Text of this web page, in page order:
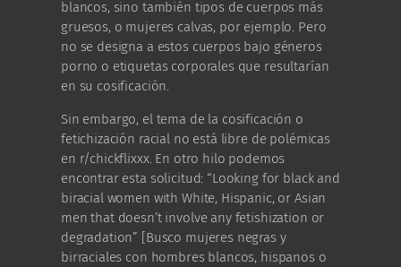
blancos, sino también tipos de cuerpos más
gruesos, o mujeres calvas, por ejemplo. Pero
no se designa a estos cuerpos bajo géneros
porno o etiquetas corporales que resultarían
en su cosificación.
Sin embargo, el tema de la cosificación o
fetichización racial no está libre de polémicas
en r/chickflixxx. En otro hilo podemos
encontrar esta solicitud: “Looking for black and
biracial women with White, Hispanic, or Asian
men that doesn’t involve any fetishization or
degradation” [Busco mujeres negras y
birraciales con hombres blancos, hispanos o